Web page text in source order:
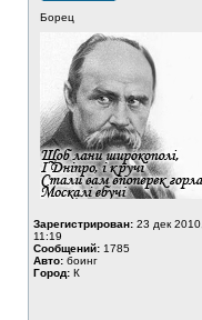
Борец
Зарегистрирован: 23 дек 2010,
11:19
Сообщений: 1785
Авто: боинг
Город: К